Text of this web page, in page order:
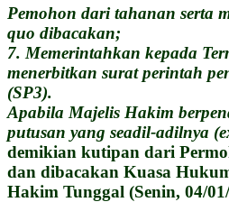
Pemohon dari tahanan serta
quo dibacakan;
7. Memerintahkan kepada
menerbitkan surat perintah
(SP3).
Apabila Majelis Hakim
putusan yang seadil-adilnya
demikian kutipan dari
dan dibacakan Kuasa
Hakim Tunggal (Senin, 04/